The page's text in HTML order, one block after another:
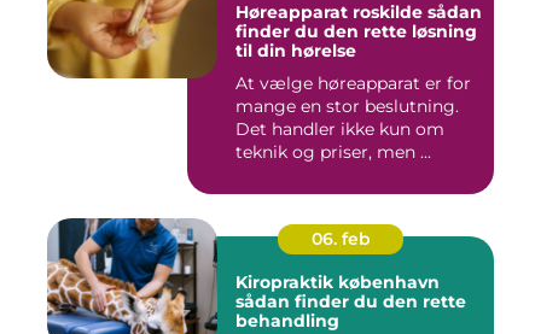
Høreapparat roskilde sådan
finder du den rette løsning
til din hørelse
At vælge høreapparat er for
mange en stor beslutning.
Det handler ikke kun om
teknik og priser, men ...
06. feb
Kiropraktik københavn
sådan finder du den rette
behandling